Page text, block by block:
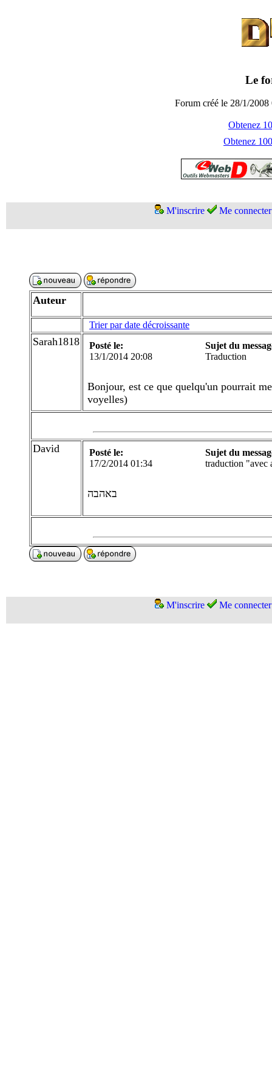
Le
Forum créé le 28/1/
Obtenez
Obtenez
M'inscrire Me connecter
Auteur
Trier par date décroissante
Sarah1818
Posté le:
13/1/2014 20:08
Sujet du
Traduction
Bonjour, est ce que quelqu'un pourrait
voyelles)
David
Posté le:
17/2/2014 01:34
Sujet du
traduction "avec
באהבה
M'inscrire Me connecter